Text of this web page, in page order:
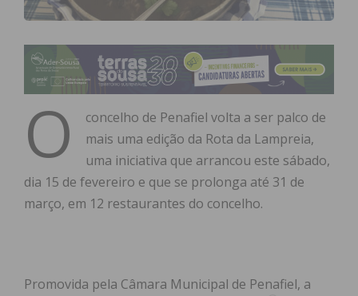
O
concelho de Penafiel volta a ser palco de
mais uma edição da Rota da Lampreia,
uma iniciativa que arrancou este sábado,
dia 15 de fevereiro e que se prolonga até 31 de
março, em 12 restaurantes do concelho.
Promovida pela Câmara Municipal de Penafiel, a